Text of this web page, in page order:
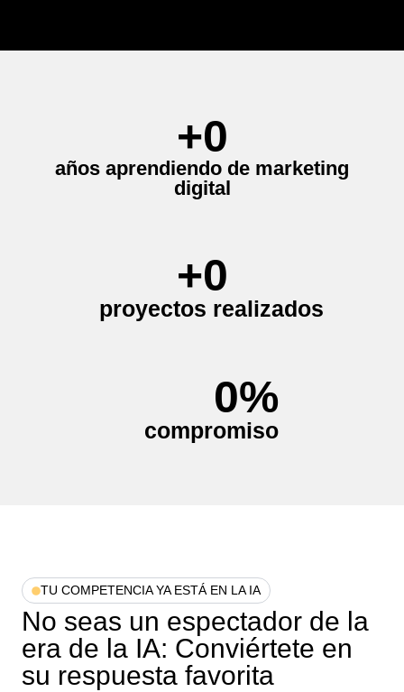
+0
años aprendiendo de marketing
digital
+0
proyectos realizados
0%
compromiso
TU COMPETENCIA YA ESTÁ EN LA IA
No seas un espectador de la
era de la IA: Conviértete en
su respuesta favorita